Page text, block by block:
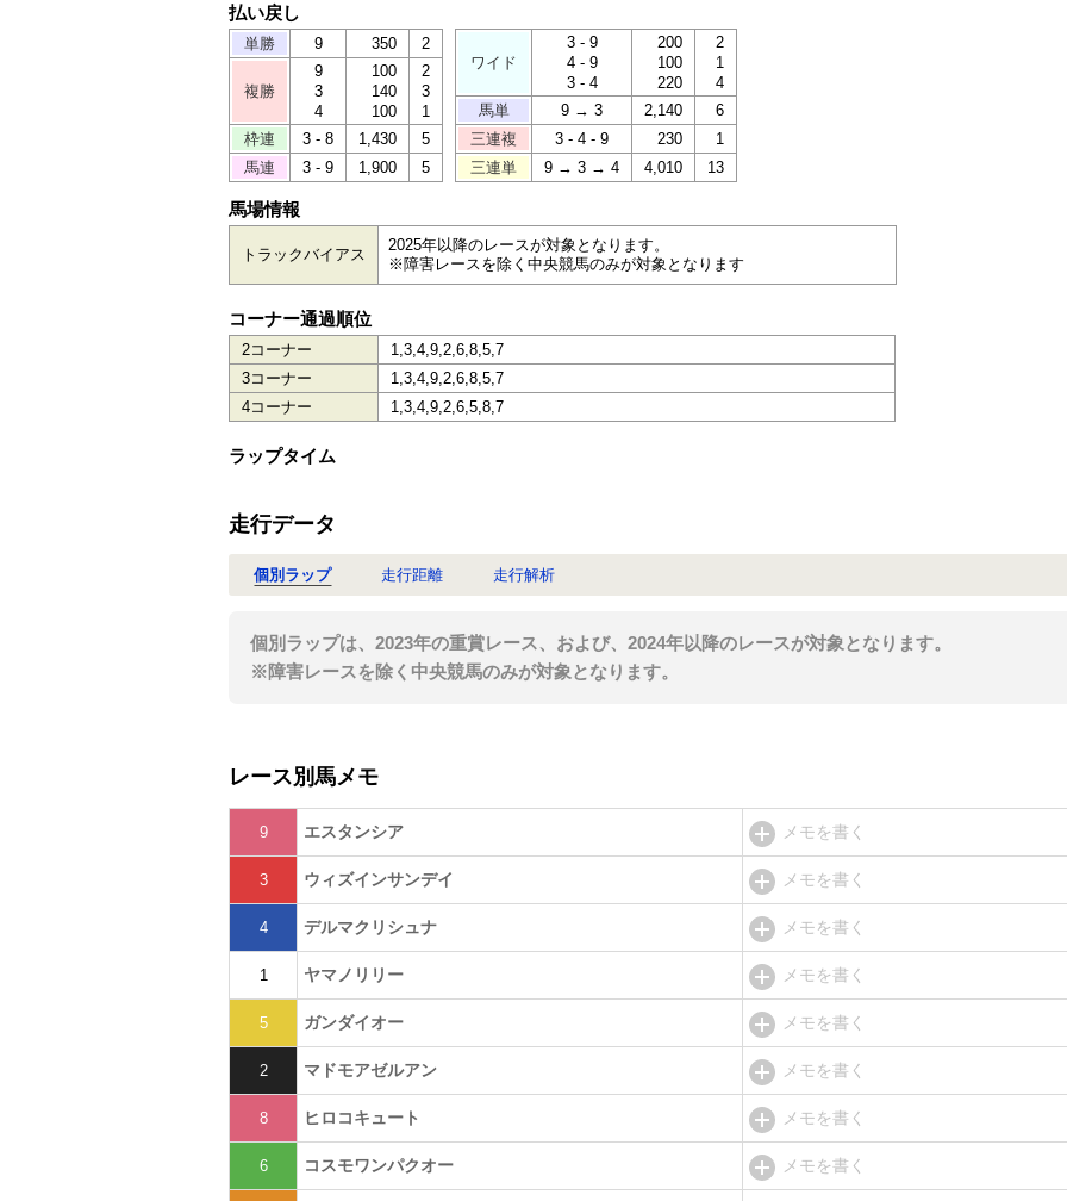
払い戻し
単勝 9 350 2
複勝
9
3
4
100
140
100
2
3
1
枠連
3 - 8 1,430
5
馬連
3 - 9 1,900 5
ワイド
3 - 9
4 - 9
3 - 4
200
100
220
2
1
4
馬単
9 → 3 2,140
6
三連複
3 - 4 - 9 230
1
三連単
9 → 3 → 4 4,010 13
馬場情報
トラックバイアス
2025年以降のレースが対象となります。
※障害レースを除く中央競馬のみが対象となります
コーナー通過順位
2コーナー
1,3,4,9,2,6,8,5,7
3コーナー
1,3,4,9,2,6,8,5,7
4コーナー
1,3,4,9,2,6,5,8,7
ラップタイム
走行データ
個別ラップ 走行距離 走行解析
個別ラップは、2023年の重賞レース、および、2024年以降のレースが対象となります。
※障害レースを除く中央競馬のみが対象となります。
レース別馬メモ
9 エスタンシア メモを書く
3 ウィズインサンデイ メモを書く
4 デルマクリシュナ メモを書く
1 ヤマノリリー メモを書く
5 ガンダイオー メモを書く
2 マドモアゼルアン メモを書く
8 ヒロコキュート メモを書く
6 コスモワンパクオー メモを書く